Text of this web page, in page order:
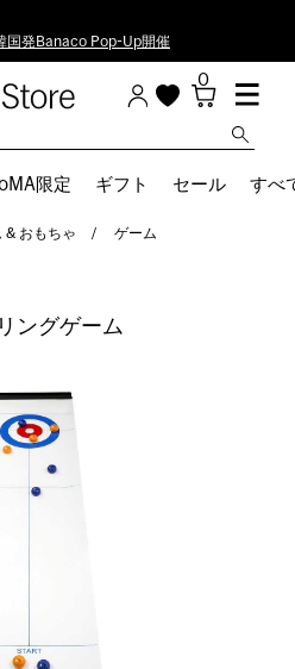
国発Banaco Pop-Up開催
0
限定 ギフト セール すべ
& おもちゃ ゲーム
ングゲーム